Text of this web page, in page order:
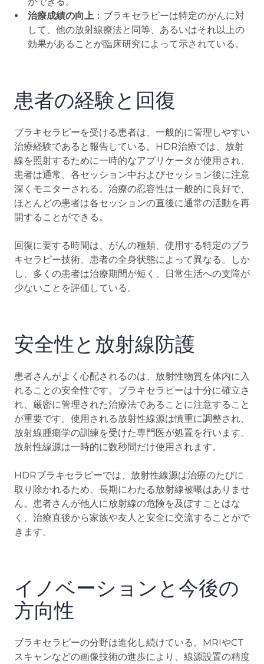
治療成績の向上 ：ブラキセラピーは特定のがんに対
して、他の放射線療法と同等、あるいはそれ以上の
効果があることが臨床研究によって示されている。
患者の経験と回復
ブラキセラピーを受ける患者は、一般的に管理しやすい
治療経験であると報告している。HDR治療では、放射
線を照射するために一時的なアプリケータが使用され、
患者は通常、各セッション中およびセッション後に注意
深くモニターされる。治療の忍容性は一般的に良好で、
ほとんどの患者は各セッションの直後に通常の活動を再
開することができる。
回復に要する時間は、がんの種類、使用する特定のブラ
キセラピー技術、患者の全身状態によって異なる。しか
し、多くの患者は治療期間が短く、日常生活への支障が
少ないことを評価している。
安全性と放射線防護
患者さんがよく心配されるのは、放射性物質を体内に入
れることの安全性です。ブラキセラピーは十分に確立さ
れ、厳密に管理された治療法であることに注意すること
が重要です。使用される放射性線源は慎重に調整され、
放射線腫瘍学の訓練を受けた専門医が処置を行います。
放射性線源は一時的に数秒間だけ使用されます。
HDRブラキセラピーでは、放射性線源は治療のたびに
取り除かれるため、長期にわたる放射線被曝はありませ
ん。患者さんが他人に放射線の危険を及ぼすことはな
く、治療直後から家族や友人と安全に交流することがで
きます。
イノベーションと今後の
方向性
ブラキセラピーの分野は進化し続けている。MRIやCT
スキャンなどの画像技術の進歩により、線源設置の精度